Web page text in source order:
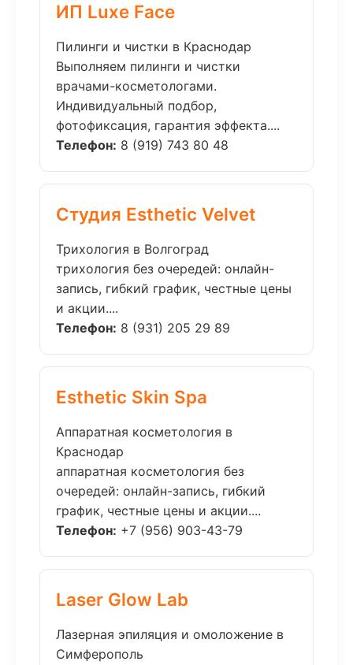
ИП Luxe Face
Пилинги и чистки в Краснодар
Выполняем пилинги и чистки
врачами-косметологами.
Индивидуальный подбор,
фотофиксация, гарантия эффекта....
Телефон: 8 (919) 743 80 48
Студия Esthetic Velvet
Трихология в Волгоград
трихология без очередей: онлайн-
запись, гибкий график, честные цены
и акции....
Телефон: 8 (931) 205 29 89
Esthetic Skin Spa
Аппаратная косметология в
Краснодар
аппаратная косметология без
очередей: онлайн-запись, гибкий
график, честные цены и акции....
Телефон: +7 (956) 903-43-79
Laser Glow Lab
Лазерная эпиляция и омоложение в
Симферополь